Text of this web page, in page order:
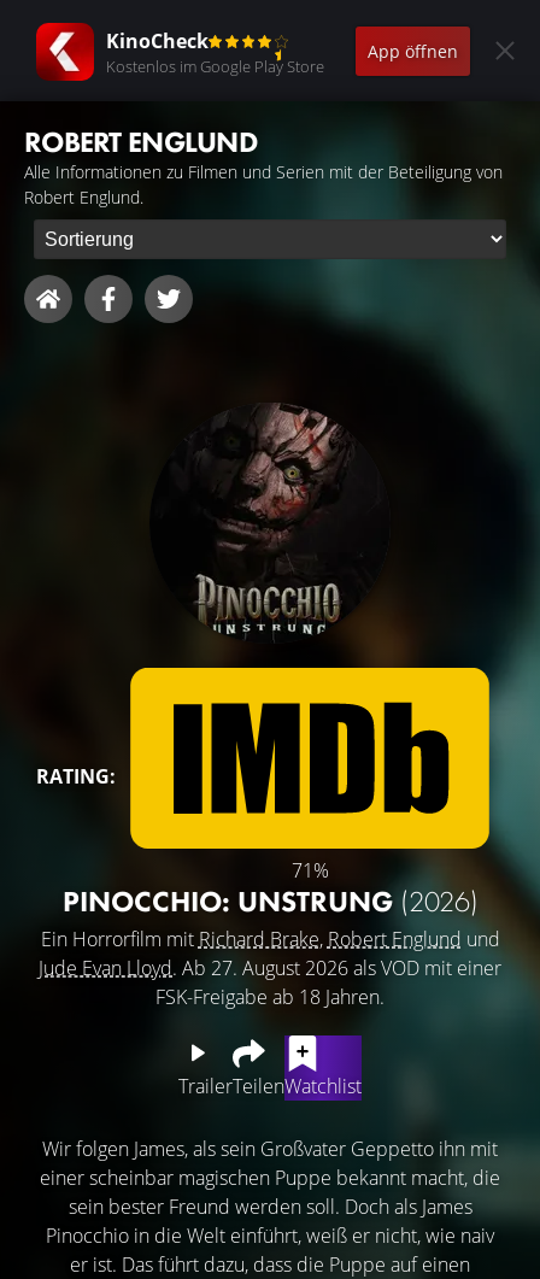
KinoCheck
Kostenlos im Google Play Store
App öffnen
ROBERT ENGLUND
Alle Informationen zu Filmen und Serien mit der Beteiligung von
Robert Englund.
RATING:
71%
PINOCCHIO: UNSTRUNG (2026)
Ein Horrorfilm mit Richard Brake, Robert Englund und
Jude Evan Lloyd. Ab 27. August 2026 als VOD mit einer
FSK-Freigabe ab 18 Jahren.
TrailerTeilenWatchlist
Wir folgen James, als sein Großvater Geppetto ihn mit
einer scheinbar magischen Puppe bekannt macht, die
sein bester Freund werden soll. Doch als James
Pinocchio in die Welt einführt, weiß er nicht, wie naiv
er ist. Das führt dazu, dass die Puppe auf einen